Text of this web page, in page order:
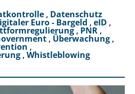
, Datenschutz
Euro - Bargeld , eID ,
, PNR ,
, Überwachung ,
,
, Whistleblowing